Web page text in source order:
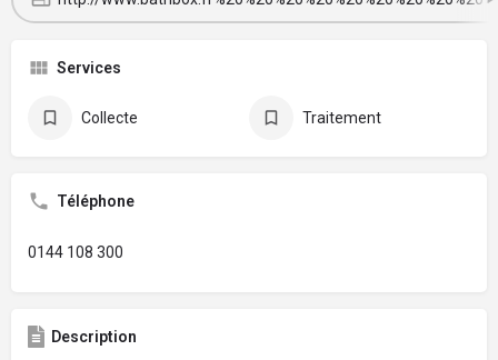
Services
Collecte Traitement
Téléphone
0144 108 300
Description